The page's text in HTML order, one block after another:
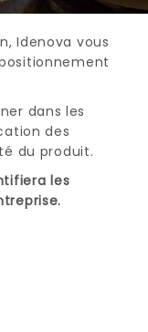
Idenova vous
dans les
des
du produit.
les